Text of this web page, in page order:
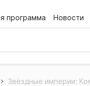
программа Новости
Звёздные империи: